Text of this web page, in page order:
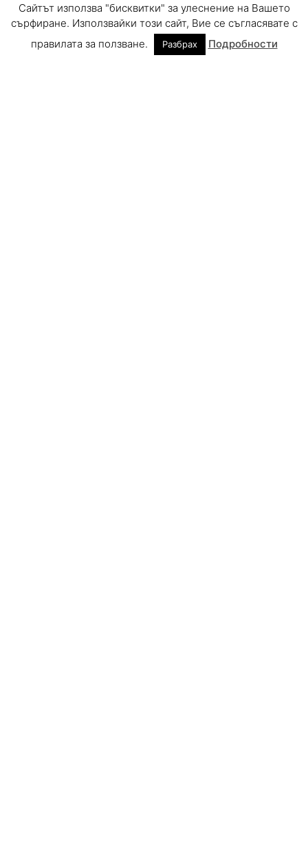
Сайтът използва "бисквитки" за улеснение на Вашето
сърфиране. Използвайки този сайт, Вие се съгласявате с
правилата за ползване.
Разбрах Подробности